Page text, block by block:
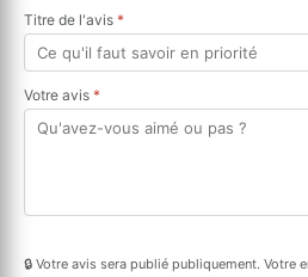
Titre de l'avis *
Votre avis *
🔒 Votre avis sera publié publiquement. Votre